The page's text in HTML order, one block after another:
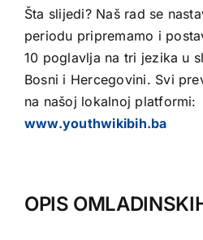
Šta slijedi? Naš rad se
periodu pripremamo i
10 poglavlja na tri jezika u
Bosni i Hercegovini. Svi
na našoj lokalnoj platformi:
www.youthwikibih.ba
OPIS